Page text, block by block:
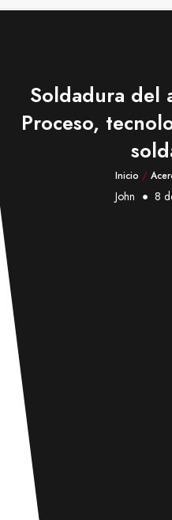
Soldadura del
Proceso,
Inicio /
John 8